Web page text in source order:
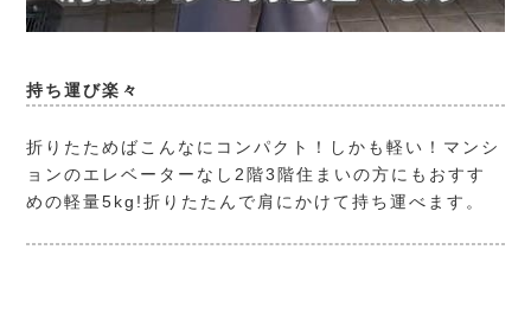
持ち運び楽々
折りたためばこんなにコンパクト！しかも軽い！マンシ
ョンのエレベーターなし2階3階住まいの方にもおすす
めの軽量5kg!折りたたんで肩にかけて持ち運べます。